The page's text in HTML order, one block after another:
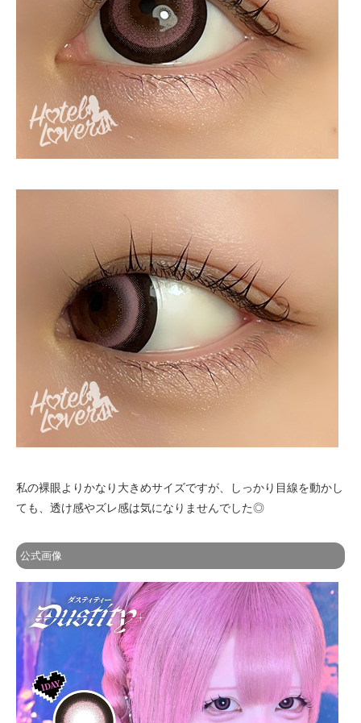
私の裸眼よりかなり大きめサイズですが、しっかり目線を動かし
ても、透け感やズレ感は気になりませんでした◎
公式画像